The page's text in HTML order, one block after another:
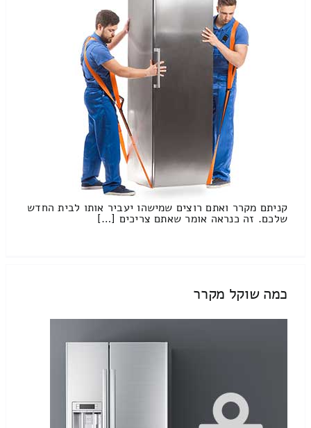
קניתם מקרר ואתם רוצים שמישהו יעביר אותו לבית החדש
שלכם. זה כנראה אומר שאתם צריכים […]
כמה שוקל מקרר